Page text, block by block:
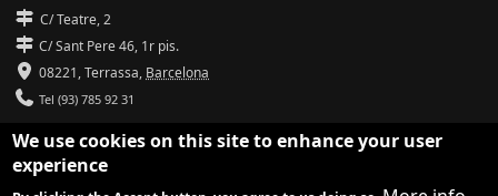
C/ Teatre, 2
C/ Sant Pere 46, 1r pis.
08221,Terrassa, Barcelona
Tel (93) 785 92 31
info@amicsdelesarts-jjmm.cat
www.amicsdelesarts-jjmm.cat
We use cookies on this site to enhance your user
experience